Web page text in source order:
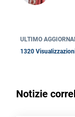
ULTIMO
1320
Notizie